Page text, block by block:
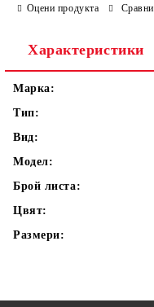
Оцени продукта Сравни
Характеристики
Марка:
Тип:
Вид:
Модел:
Брой листа:
Цвят:
Размери: